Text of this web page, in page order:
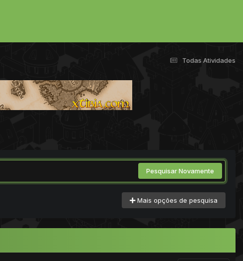
Todas Atividades
Pesquisar Novamente
Mais opções de pesquisa